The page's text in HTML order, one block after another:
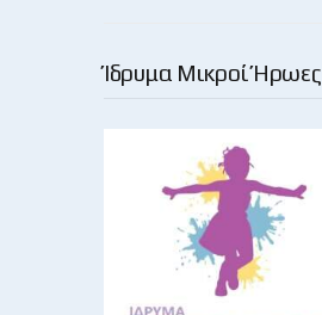
Ίδρυμα Μικροί Ήρωες